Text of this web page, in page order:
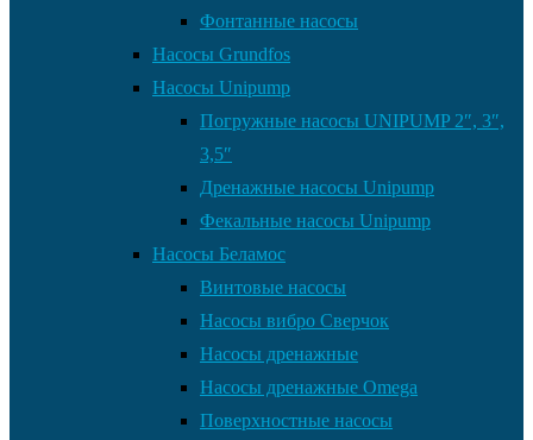
Фонтанные насосы
Насосы Grundfos
Насосы Unipump
Погружные насосы UNIPUMP 2″, 3″,
3,5″
Дренажные насосы Unipump
Фекальные насосы Unipump
Насосы Беламос
Винтовые насосы
Насосы вибро Сверчок
Насосы дренажные
Насосы дренажные Omega
Поверхностные насосы